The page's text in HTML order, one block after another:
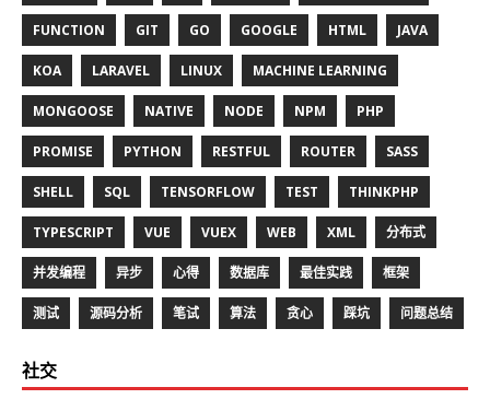
FUNCTION GIT GO GOOGLE HTML JAVA
KOA LARAVEL LINUX MACHINE LEARNING
MONGOOSE NATIVE NODE NPM PHP
PROMISE PYTHON RESTFUL ROUTER SASS
SHELL SQL TENSORFLOW TEST THINKPHP
TYPESCRIPT VUE VUEX WEB XML 分布式
并发编程 异步 心得 数据库 最佳实践 框架
测试 源码分析 笔试 算法 贪心 踩坑 问题总结
社交